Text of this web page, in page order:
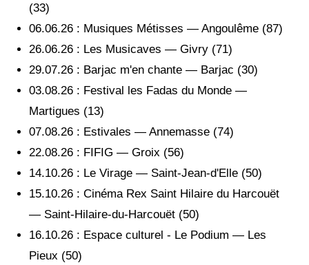
(33)
06.06.26 : Musiques Métisses — Angoulême (87)
26.06.26 : Les Musicaves — Givry (71)
29.07.26 : Barjac m'en chante — Barjac (30)
03.08.26 : Festival les Fadas du Monde —
Martigues (13)
07.08.26 : Estivales — Annemasse (74)
22.08.26 : FIFIG — Groix (56)
14.10.26 : Le Virage — Saint-Jean-d'Elle (50)
15.10.26 : Cinéma Rex Saint Hilaire du Harcouët
— Saint-Hilaire-du-Harcouët (50)
16.10.26 : Espace culturel - Le Podium — Les
Pieux (50)